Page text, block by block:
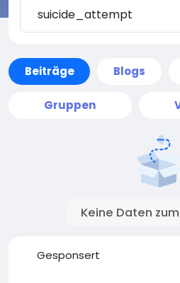
Beiträge Blogs
Gruppen
Keine Daten
Gesponsert